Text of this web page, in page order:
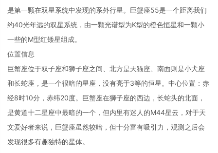
是第一颗在双星系统中发现的系外行星。巨蟹座55是一个距离我们
约40光年远的双星系统，由一颗光谱型为K型的橙色恒星和一颗小
一些的M型红矮星组成。
位置信息
巨蟹座位于双子座和狮子座之间、北方是天猫座、南面则是小犬座
和长蛇座，是一个很暗的星座，没有亮于3等的恒星。中心位置：赤
经8时10分，赤纬20度。巨蟹座在狮子座的西边，长蛇头的北面，
是黄道十二星座中最暗的一个，但内里有迷人的M44星云，对于天
文爱好者来说，巨蟹座虽然较暗，但十分富有吸引力，观测之后会
发现很多有趣独特的星体。